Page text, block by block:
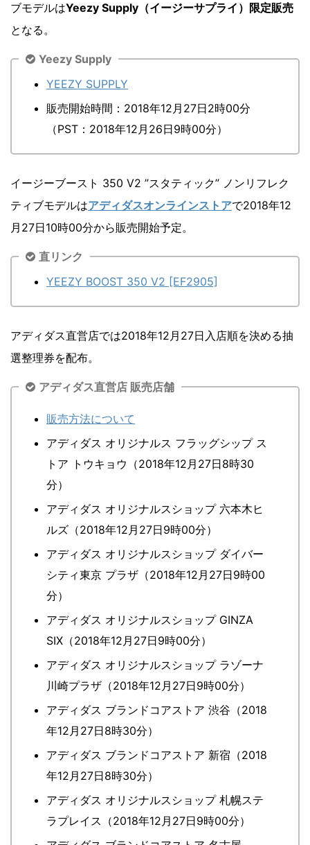
ブモデルはYeezy Supply（イージーサプライ）限定販売
となる。
Yeezy Supply
YEEZY SUPPLY
販売開始時間：2018年12月27日2時00分
（PST：2018年12月26日9時00分）
イージーブースト 350 V2 ”スタティック” ノンリフレク
ティブモデルはアディダスオンラインストアで2018年12
月27日10時00分から販売開始予定。
直リンク
YEEZY BOOST 350 V2 [EF2905]
アディダス直営店では2018年12月27日入店順を決める抽
選整理券を配布。
アディダス直営店 販売店舗
販売方法について
アディダス オリジナルス フラッグシップ ス
トア トウキョウ（2018年12月27日8時30
分）
アディダス オリジナルスショップ 六本木ヒ
ルズ（2018年12月27日9時00分）
アディダス オリジナルスショップ ダイバー
シティ東京 プラザ（2018年12月27日9時00
分）
アディダス オリジナルスショップ GINZA
SIX（2018年12月27日9時00分）
アディダス オリジナルスショップ ラゾーナ
川崎プラザ（2018年12月27日9時00分）
アディダス ブランドコアストア 渋谷（2018
年12月27日8時30分）
アディダス ブランドコアストア 新宿（2018
年12月27日8時30分）
アディダス オリジナルスショップ 札幌ステ
ラプレイス（2018年12月27日9時00分）